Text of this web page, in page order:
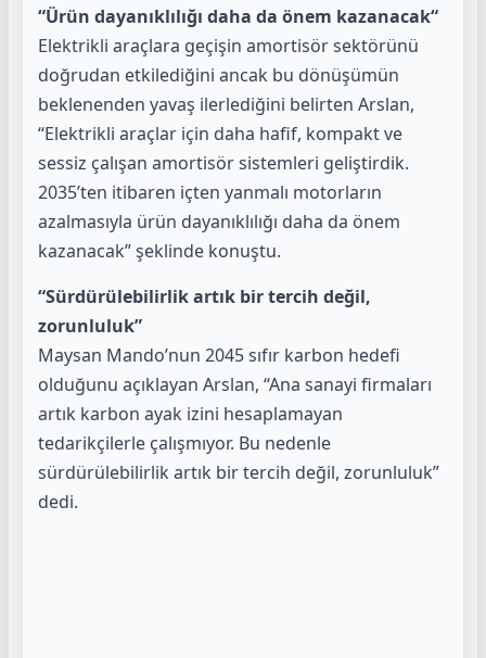
“Ürün dayanıklılığı daha da önem kazanacak“
Elektrikli araçlara geçişin amortisör sektörünü
doğrudan etkilediğini ancak bu dönüşümün
beklenenden yavaş ilerlediğini belirten Arslan,
“Elektrikli araçlar için daha hafif, kompakt ve
sessiz çalışan amortisör sistemleri geliştirdik.
2035’ten itibaren içten yanmalı motorların
azalmasıyla ürün dayanıklılığı daha da önem
kazanacak” şeklinde konuştu.
“Sürdürülebilirlik artık bir tercih değil,
zorunluluk”
Maysan Mando’nun 2045 sıfır karbon hedefi
olduğunu açıklayan Arslan, “Ana sanayi firmaları
artık karbon ayak izini hesaplamayan
tedarikçilerle çalışmıyor. Bu nedenle
sürdürülebilirlik artık bir tercih değil, zorunluluk”
dedi.